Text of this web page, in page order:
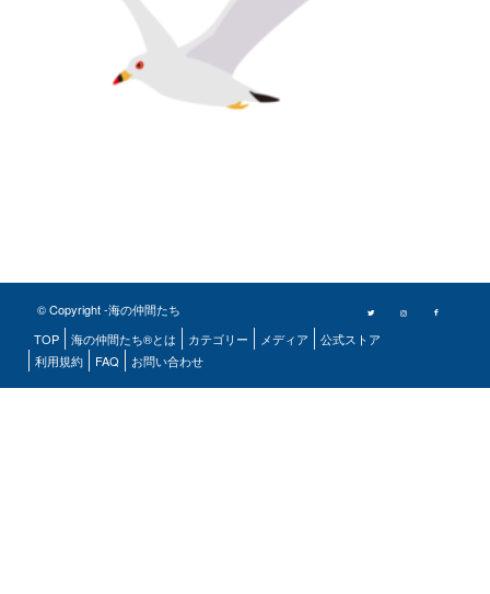
© Copyright -海の仲間たち
TOP
海の仲間たち®とは カテゴリー メディア
公式ストア
利用規約
FAQ お問い合わせ